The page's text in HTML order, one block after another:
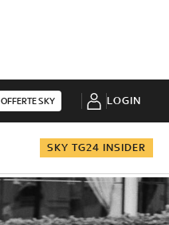
OFFERTE SKY LOGIN
SKY TG24 INSIDER